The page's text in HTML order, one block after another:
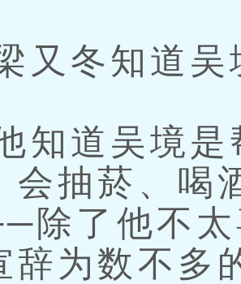
冬知道吴
道吴境是
会抽菸、喝
除了他不
辞为数不多